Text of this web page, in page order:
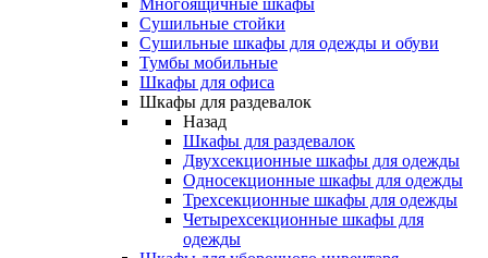
Многоящичные шкафы
Сушильные стойки
Сушильные шкафы для одежды и обуви
Тумбы мобильные
Шкафы для офиса
Шкафы для раздевалок
Назад
Шкафы для раздевалок
Двухсекционные шкафы для одежды
Односекционные шкафы для одежды
Трехсекционные шкафы для одежды
Четырехсекционные шкафы для
одежды